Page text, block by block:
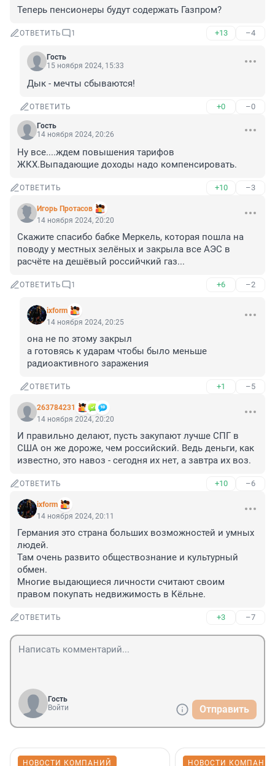
Теперь пенсионеры будут содержать Газпром?
ОТВЕТИТЬ 1 +13 –4
Гость
15 ноября 2024, 15:33
Дык - мечты сбываются!
ОТВЕТИТЬ +0 –0
Гость
14 ноября 2024, 20:26
Ну все....ждем повышения тарифов
ЖКХ.Выпадающие доходы надо компенсировать.
ОТВЕТИТЬ +10 –3
Игорь Протасов
14 ноября 2024, 20:20
Скажите спасибо бабке Меркель, которая пошла на
поводу у местных зелёных и закрыла все АЭС в
расчёте на дешёвый российчкий газ...
ОТВЕТИТЬ 1 +6 –2
ixform
14 ноября 2024, 20:25
она не по этому закрыл
а готовясь к ударам чтобы было меньше
радиоактивного заражения
ОТВЕТИТЬ +1 –5
263784231
14 ноября 2024, 20:20
И правильно делают, пусть закупают лучше СПГ в
США он же дороже, чем российский. Ведь деньги, как
известно, это навоз - сегодня их нет, а завтра их воз.
ОТВЕТИТЬ +10 –6
ixform
14 ноября 2024, 20:11
Германия это страна больших возможностей и умных
людей.
Там очень развито обществознание и культурный
обмен.
Многие выдающиеся личности считают своим
правом покупать недвижимость в Кёльне.
ОТВЕТИТЬ +3 –7
Гость
Войти
Отправить
НОВОСТИ КОМПАНИЙ НОВОСТИ